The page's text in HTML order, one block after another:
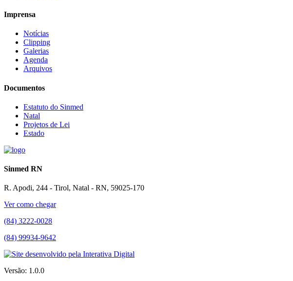
Imprensa
Notícias
Clipping
Galerias
Agenda
Arquivos
Documentos
Estatuto do Sinmed
Natal
Projetos de Lei
Estado
Sinmed RN
R. Apodi, 244 - Tirol, Natal - RN, 59025-170
Ver como chegar
(84) 3222-0028
(84) 99934-9642
Versão: 1.0.0